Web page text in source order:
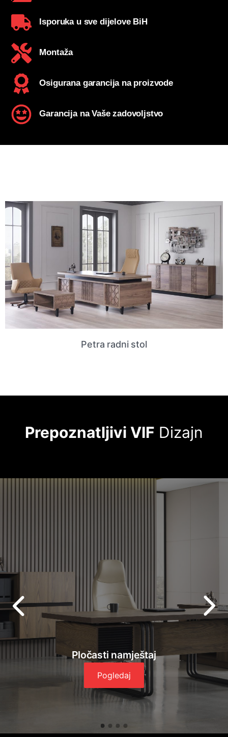
Isporuka u sve dijelove BiH
Montaža
Osigurana garancija na proizvode
Garancija na Vaše zadovoljstvo
Kranz radni stol
Prepoznatljivi VIF Dizajn
Pločasti namještaj
Pogledaj